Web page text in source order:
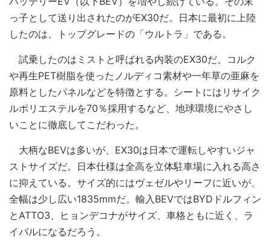
っ子として送り出されたのがEX30だ。日本に最初に上陸
したのは、トップグレードの「ウルトラ」である。
試乗したのはミストと呼ばれる内装のEX30だ。コルク
や再生PET樹脂を使ったノルディコ素材や一年草の亜麻を
原料としたパネルなどを特徴とする。シートにはリサイク
ルポリエステルを70％採用するなど、地球環境にやさし
いことに徹底してこだわった。
大柄なBEVは多いが、EX30は日本で運転しやすいジャ
ストサイズだ。日本仕様は全高を立体駐車場に入れる高さ
に抑えている。サイズ的にはヴェゼルやリーフに近いが、
全幅は少し広い1835mmだ。輸入BEVではBYDドルフィン
とATTO3、ヒョンデコナがサイズ、車格ともに近く、ラ
イバルになるだろう。